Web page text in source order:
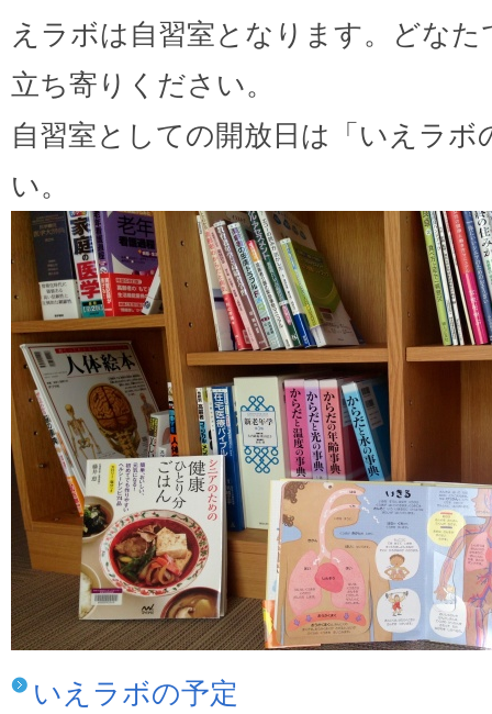
えラボは自習室となります。どな
立ち寄りください。
自習室としての開放日は「いえラボ
い。
いえラボの予定